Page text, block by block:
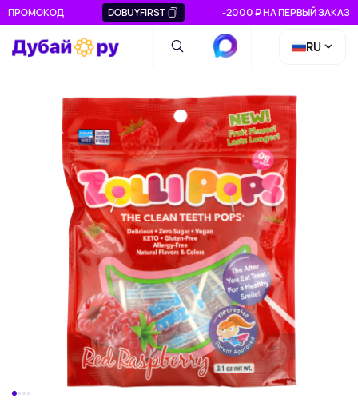
ПРОМОКОД DOBUYFIRST -2000 ₽ НА ПЕРВЫЙ ЗАКАЗ
RU